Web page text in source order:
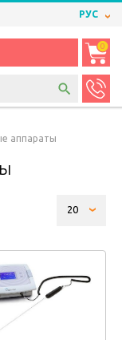
РУС
0
аппараты